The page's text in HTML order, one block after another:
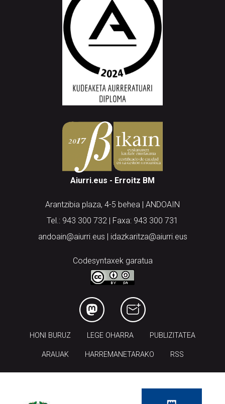
Aiurri.eus - Erroitz BM
Arantzibia plaza, 4-5 behea | ANDOAIN
Tel.: 943 300 732 | Faxa: 943 300 731
andoain@aiurri.eus | idazkaritza@aiurri.eus
Codesyntaxek garatua
HONI BURUZ LEGE OHARRA PUBLIZITATEA
ARAUAK HARREMANETARAKO RSS